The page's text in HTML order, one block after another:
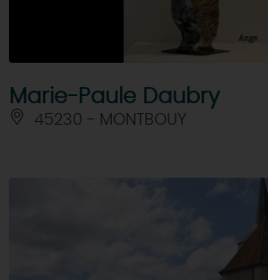
Marie-Paule Daubry
45230 - MONTBOUY